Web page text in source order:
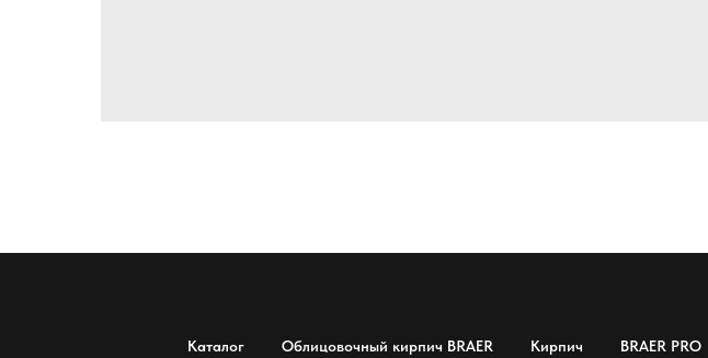
Каталог Облицовочный кирпич BRAER Кирпич BRAER PRO